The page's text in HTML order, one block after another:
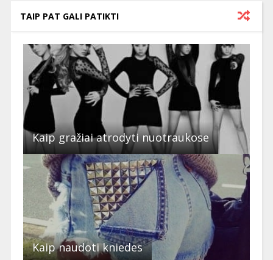
TAIP PAT GALI PATIKTI
Kaip gražiai atrodyti nuotraukose
Kaip naudoti kniedes